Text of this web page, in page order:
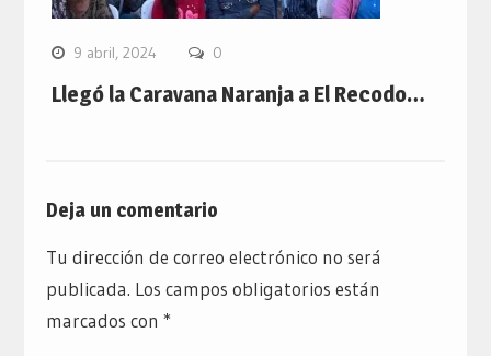
9 abril, 2024 0
Llegó la Caravana Naranja a El Recodo…
Deja un comentario
Tu dirección de correo electrónico no será
publicada. Los campos obligatorios están
marcados con *